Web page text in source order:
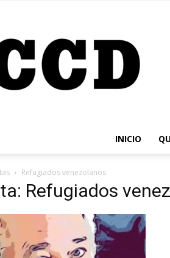
INICIO
Refugiados venezolanos
Refugiados